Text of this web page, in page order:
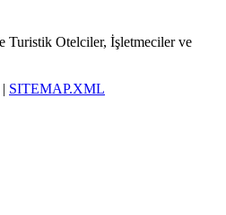
Turistik Otelciler, İşletmeciler ve
| SITEMAP.XML